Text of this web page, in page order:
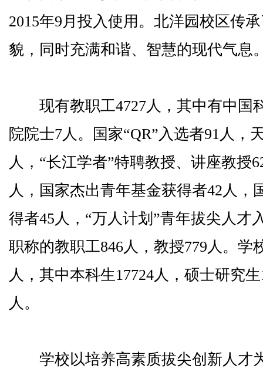
2015年9月投入使用。北洋园校区传
貌，同时充满和谐、智慧的现代气息
现有教职工4727人，其中有中国
院院士7人。国家“QR”入选者91人，
人，“长江学者”特聘教授、讲座教授
人，国家杰出青年基金获得者42人，
得者45人，“万人计划”青年拔尖人才
职称的教职工846人，教授779人。学
人，其中本科生17724人，硕士研究
人。
学校以培养高素质拔尖创新人才